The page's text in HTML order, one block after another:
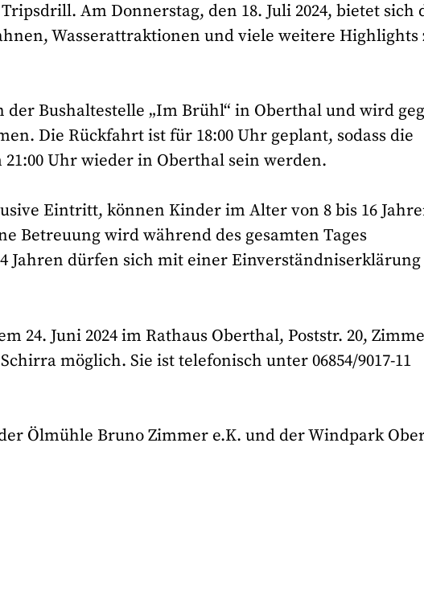
Am Donnerstag, den 18. Juli 2024, bietet sich
Wasserattraktionen und viele weitere Highlights
der Bushaltestelle „Im Brühl“ in Oberthal und wird
Die Rückfahrt ist für 18:00 Uhr geplant, sodass die
Uhr wieder in Oberthal sein werden.
Eintritt, können Kinder im Alter von 8 bis 16
Betreuung wird während des gesamten Tages
Jahren dürfen sich mit einer
24. Juni 2024 im Rathaus Oberthal, Poststr. 20,
möglich. Sie ist telefonisch unter 06854/9017-11
Ölmühle Bruno Zimmer e.K. und der Windpark